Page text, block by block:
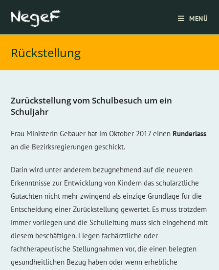
Inhalt
MENÜ
Rückstellung
Zurückstellung vom Schulbesuch um ein
Schuljahr
Frau Ministerin Gebauer hat im Oktober 2017 einen Runderlass
an die Bezirksregierungen geschickt.
Darin wird unter anderem bezugnehmend auf die neueren
Erkenntnisse zur Entwicklung von Kindern das schulärztliche
Gutachten nicht mehr zwingend als einzige Grundlage für die
Entscheidung einer Zurückstellung gewertet. Es muss trotzdem
immer vorliegen und die Schulleitung muss sich eingehend mit
diesem beschäftigen. Liegen fachärztliche oder
fachtherapeutische Stellungnahmen vor, die einen belegten
gesundheitlichen Bezug haben oder wenn erhebliche